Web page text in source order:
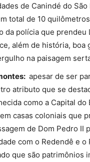
de Canindé do São
total de 10
da polícia que prendeu
além de história, boa
na paisagem
apesar de ser
atributo que se
como a Capital do
casas coloniais que
de Dom Pedro II
com o Redendê e o
que são patrimônios